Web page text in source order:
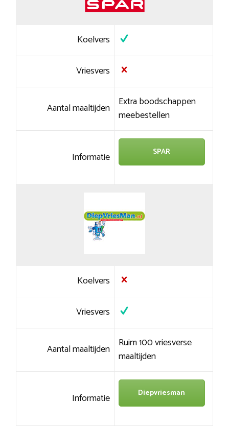
Koelvers
Vriesvers
Aantal maaltijden Extra boodschappen
meebestellen
Informatie SPAR
Koelvers
Vriesvers
Aantal maaltijden Ruim 100 vriesverse
maaltijden
Informatie Diepvriesman